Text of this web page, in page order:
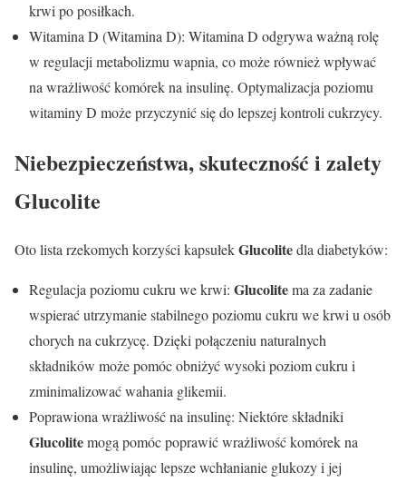
krwi po posiłkach.
Witamina D (Witamina D): Witamina D odgrywa ważną rolę
w regulacji metabolizmu wapnia, co może również wpływać
na wrażliwość komórek na insulinę. Optymalizacja poziomu
witaminy D może przyczynić się do lepszej kontroli cukrzycy.
Niebezpieczeństwa, skuteczność i zalety
Glucolite
Oto lista rzekomych korzyści kapsułekGlucolitedla diabetyków:
Regulacja poziomu cukru we krwi: Glucolitema za zadanie
wspierać utrzymanie stabilnego poziomu cukru we krwi u osób
chorych na cukrzycę. Dzięki połączeniu naturalnych
składników może pomóc obniżyć wysoki poziom cukru i
zminimalizować wahania glikemii.
Poprawiona wrażliwość na insulinę: Niektóre składniki
Glucolitemogą pomóc poprawić wrażliwość komórek na
insulinę, umożliwiając lepsze wchłanianie glukozy i jej